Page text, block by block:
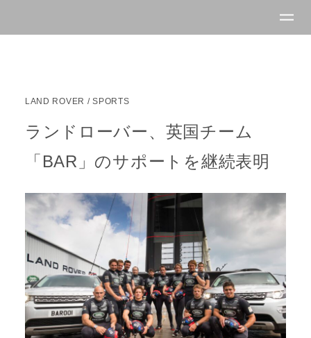
LAND ROVER /SPORTS
ランドローバー、英国チーム
「BAR」のサポートを継続表明